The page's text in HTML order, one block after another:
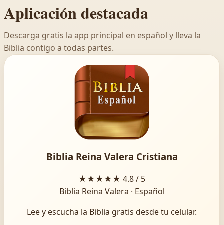
Aplicación destacada
Descarga gratis la app principal en español y lleva la
Biblia contigo a todas partes.
Biblia Reina Valera Cristiana
★★★★★ 4.8 / 5
Biblia Reina Valera · Español
Lee y escucha la Biblia gratis desde tu celular.